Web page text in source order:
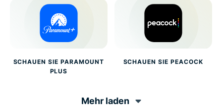
SCHAUEN SIE PARAMOUNT
PLUS
SCHAUEN SIE PEACOCK
Mehr laden